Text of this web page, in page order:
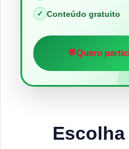
✓ Conteúdo gratuito
💬Quero